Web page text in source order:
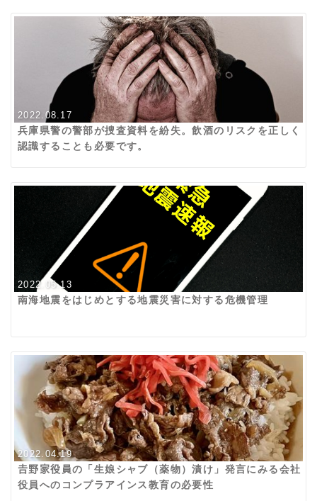
2022.08.17
兵庫県警の警部が捜査資料を紛失。飲酒のリスクを正しく
認識することも必要です。
2022.05.13
南海地震をはじめとする地震災害に対する危機管理
2022.04.19
𠮷野家役員の「生娘シャブ（薬物）漬け」発言にみる会社
役員へのコンプラアインス教育の必要性